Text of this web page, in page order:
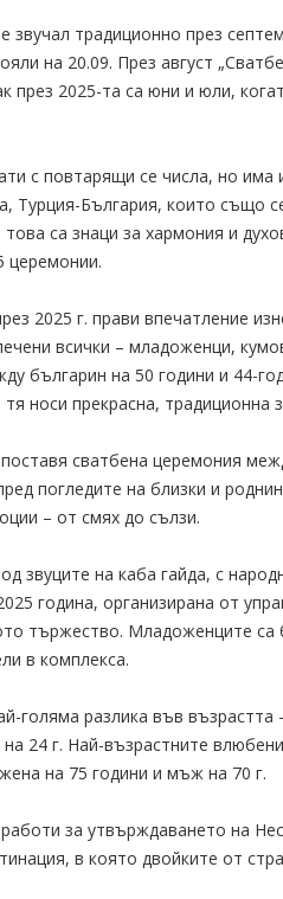
традиционно през
на 20.09. През август
през 2025-та са юни и юли,
с повтарящи се числа, но има
Турция-България, които също
са знаци за хармония и
церемонии.
2025 г. прави впечатление
всички – младоженци,
българин на 50 години и 44-
носи прекрасна, традиционна
сватбена церемония
погледите на близки и
– от смях до сълзи.
звуците на каба гайда, с
година, организирана от
тържество. Младоженците
в комплекса.
голяма разлика във
24 г. Най-възрастните
на 75 години и мъж на 70 г.
за утвърждаването на
в която двойките от